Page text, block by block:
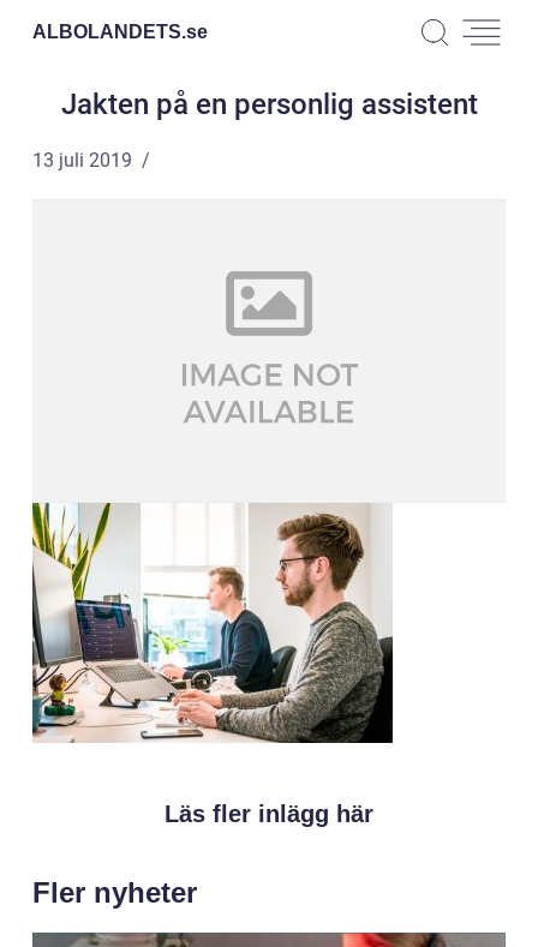
ALBOLANDETS.se
Jakten på en personlig assistent
13 juli 2019
Läs fler inlägg här
Fler nyheter